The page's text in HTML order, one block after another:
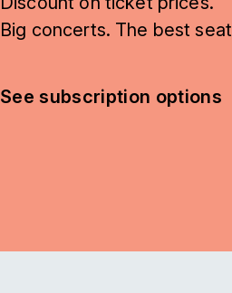
Big concerts. The best
See subscription options